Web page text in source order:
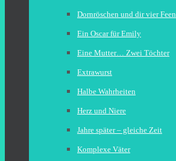
Dornröschen und dir vier Feen
Ein Oscar für Emily
Eine Mutter… Zwei Töchter
Extrawurst
Halbe Wahrheiten
Herz und Niere
Jahre später – gleiche Zeit
Komplexe Väter